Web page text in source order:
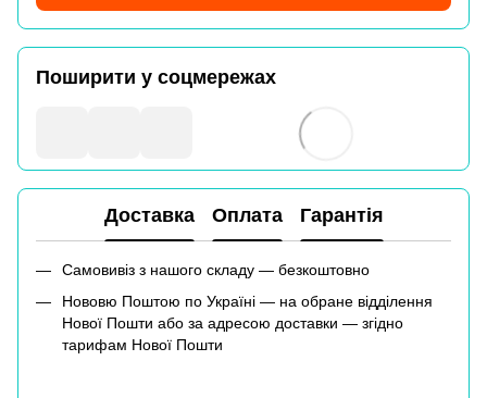
Поширити у соцмережах
Доставка Оплата Гарантія
Самовивіз з нашого складу — безкоштовно
Нововю Поштою по Україні — на обране відділення
Нової Пошти або за адресою доставки — згідно
тарифам Нової Пошти